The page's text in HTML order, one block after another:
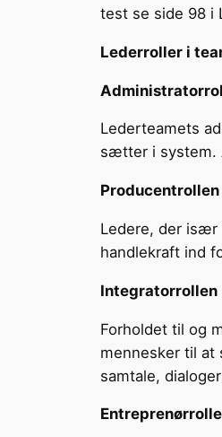
test se side 98 i
Lederroller i
Lederteamets
sætter i system.
Producentrollen
Ledere, der især
handlekraft ind
Integratorrollen
Forholdet til og
mennesker til at
samtale,